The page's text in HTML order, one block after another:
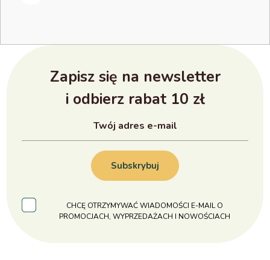
Zapisz się na newsletter
i odbierz rabat 10 zł
Subskrybuj
CHCĘ OTRZYMYWAĆ WIADOMOŚCI E-MAIL O
PROMOCJACH, WYPRZEDAŻACH I NOWOŚCIACH